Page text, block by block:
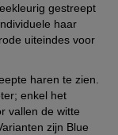
gestreept
haar
uiteindes voor
haren te zien.
enkel het
vallen de witte
zijn Blue